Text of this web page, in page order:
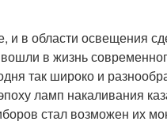
и в области освещения
в жизнь
так широко и
ламп накаливания
стал возможен их